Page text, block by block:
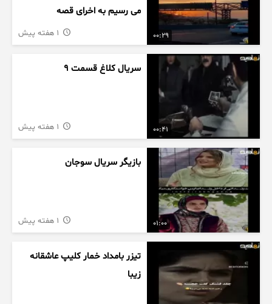
00:29
می رسیم به اخرای قصه
00:41
سریال کلاغ قسمت 9
01:00
بازیگر سریال سوجان
تیزر بامداد خمار کلیپ عاشقانه
زیبا